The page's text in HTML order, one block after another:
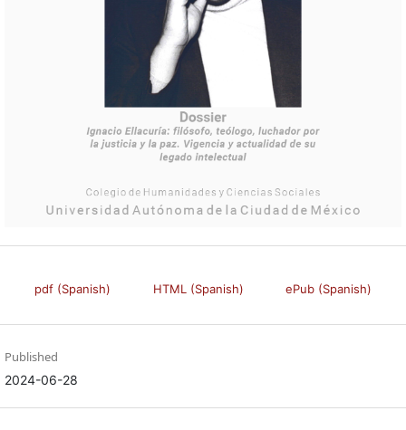
pdf (Spanish) HTML (Spanish) ePub (Spanish)
Published
2024-06-28